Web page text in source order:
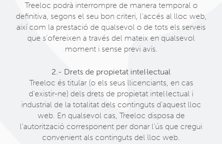
Treeloc podrà interrompre de manera temporal o
definitiva, segons el seu bon criteri, l’accés al lloc web,
així com la prestació de qualsevol o de tots els serveis
que s’ofereixen a través del mateix en qualsevol
moment i sense previ avís.
2.- Drets de propietat intel·lectual
Treeloc és titular (o els seus llicenciants, en cas
d’existir-ne) dels drets de propietat intel·lectual i
industrial de la totalitat dels continguts d’aquest lloc
web. En qualsevol cas, Treeloc disposa de
l’autorització corresponent per donar l’ús que cregui
convenient als continguts del lloc web.